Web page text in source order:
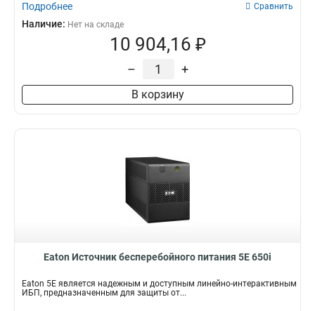
Подробнее Сравнить
Наличие: Нет на складе
10 904,16 ₽
– +
В корзину
Eaton Источник бесперебойного питания 5E 650i
Eaton 5E является надежным и доступным линейно-интерактивным
ИБП, предназначенным для защиты от...